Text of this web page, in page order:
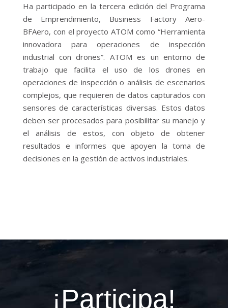
Ha participado en la tercera edición del Programa
de Emprendimiento, Business Factory Aero-
BFAero, con el proyecto ATOM como “Herramienta
innovadora para operaciones de inspección
industrial con drones”. ATOM es un entorno de
trabajo que facilita el uso de los drones en
operaciones de inspección o análisis de escenarios
complejos, que requieren de datos capturados con
sensores de características diversas. Estos datos
deben ser procesados para posibilitar su manejo y
el análisis de estos, con objeto de obtener
resultados e informes que apoyen la toma de
decisiones en la gestión de activos industriales.
¡Participa!